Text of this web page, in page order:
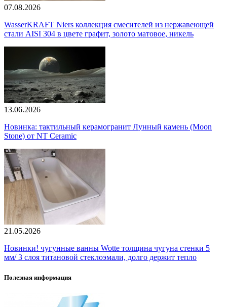
07.08.2026
WasserKRAFT Niers коллекция смесителей из нержавеющей
стали AISI 304 в цвете графит, золото матовое, никель
13.06.2026
Новинка: тактильный керамогранит Лунный камень (Moon
Stone) от NT Ceramic
21.05.2026
Новинки! чугунные ванны Wotte толщина чугуна стенки 5
мм/ 3 слоя титановой стеклоэмали, долго держит тепло
Полезная информация